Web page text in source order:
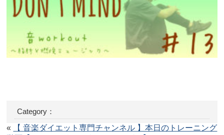
Category：
«
【 音楽ダイエット専門チャンネル 】本日のトレーニング